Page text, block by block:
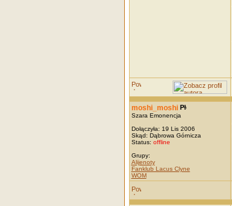
moshi_moshi
Szara Emonencja
Dołączyła: 19 Lis 2006
Skąd: Dąbrowa Górnicza
Status: offline
Grupy:
Alijenoty
Fanklub Lacus Clyne
WOM